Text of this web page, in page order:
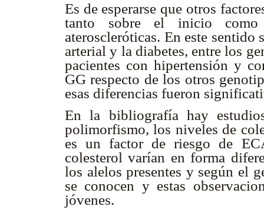
Es de esperarse que otros
tanto sobre el inicio
ateroscleróticas. En este
arterial y la diabetes, entre los
pacientes con hipertensión y
GG respecto de los otros
esas diferencias fueron
En la bibliografía hay
polimorfismo, los niveles de
es un factor de riesgo de
colesterol varían en forma
los alelos presentes y según el
se conocen y estas
jóvenes.